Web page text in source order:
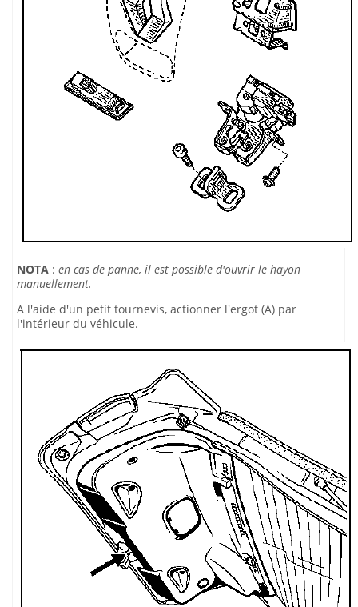
NOTA : en cas de panne, il est possible d'ouvrir le hayon
manuellement.
A l'aide d'un petit tournevis, actionner l'ergot (A) par
l'intérieur du véhicule.